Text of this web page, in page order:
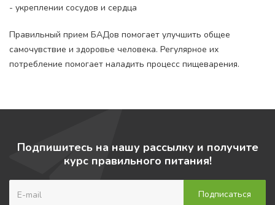
- укреплении сосудов и сердца
Правильный прием БАДов помогает улучшить общее
самочувствие и здоровье человека. Регулярное их
потребление помогает наладить процесс пищеварения.
Подпишитесь на нашу рассылку и получите
курс правильного питания!